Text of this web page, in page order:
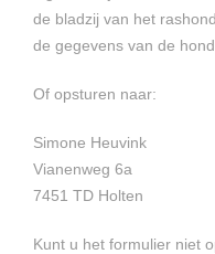
de bladzij van het
de gegevens van de
Of opsturen naar:
Simone Heuvink
Vianenweg 6a
7451 TD Holten
Kunt u het formulier niet